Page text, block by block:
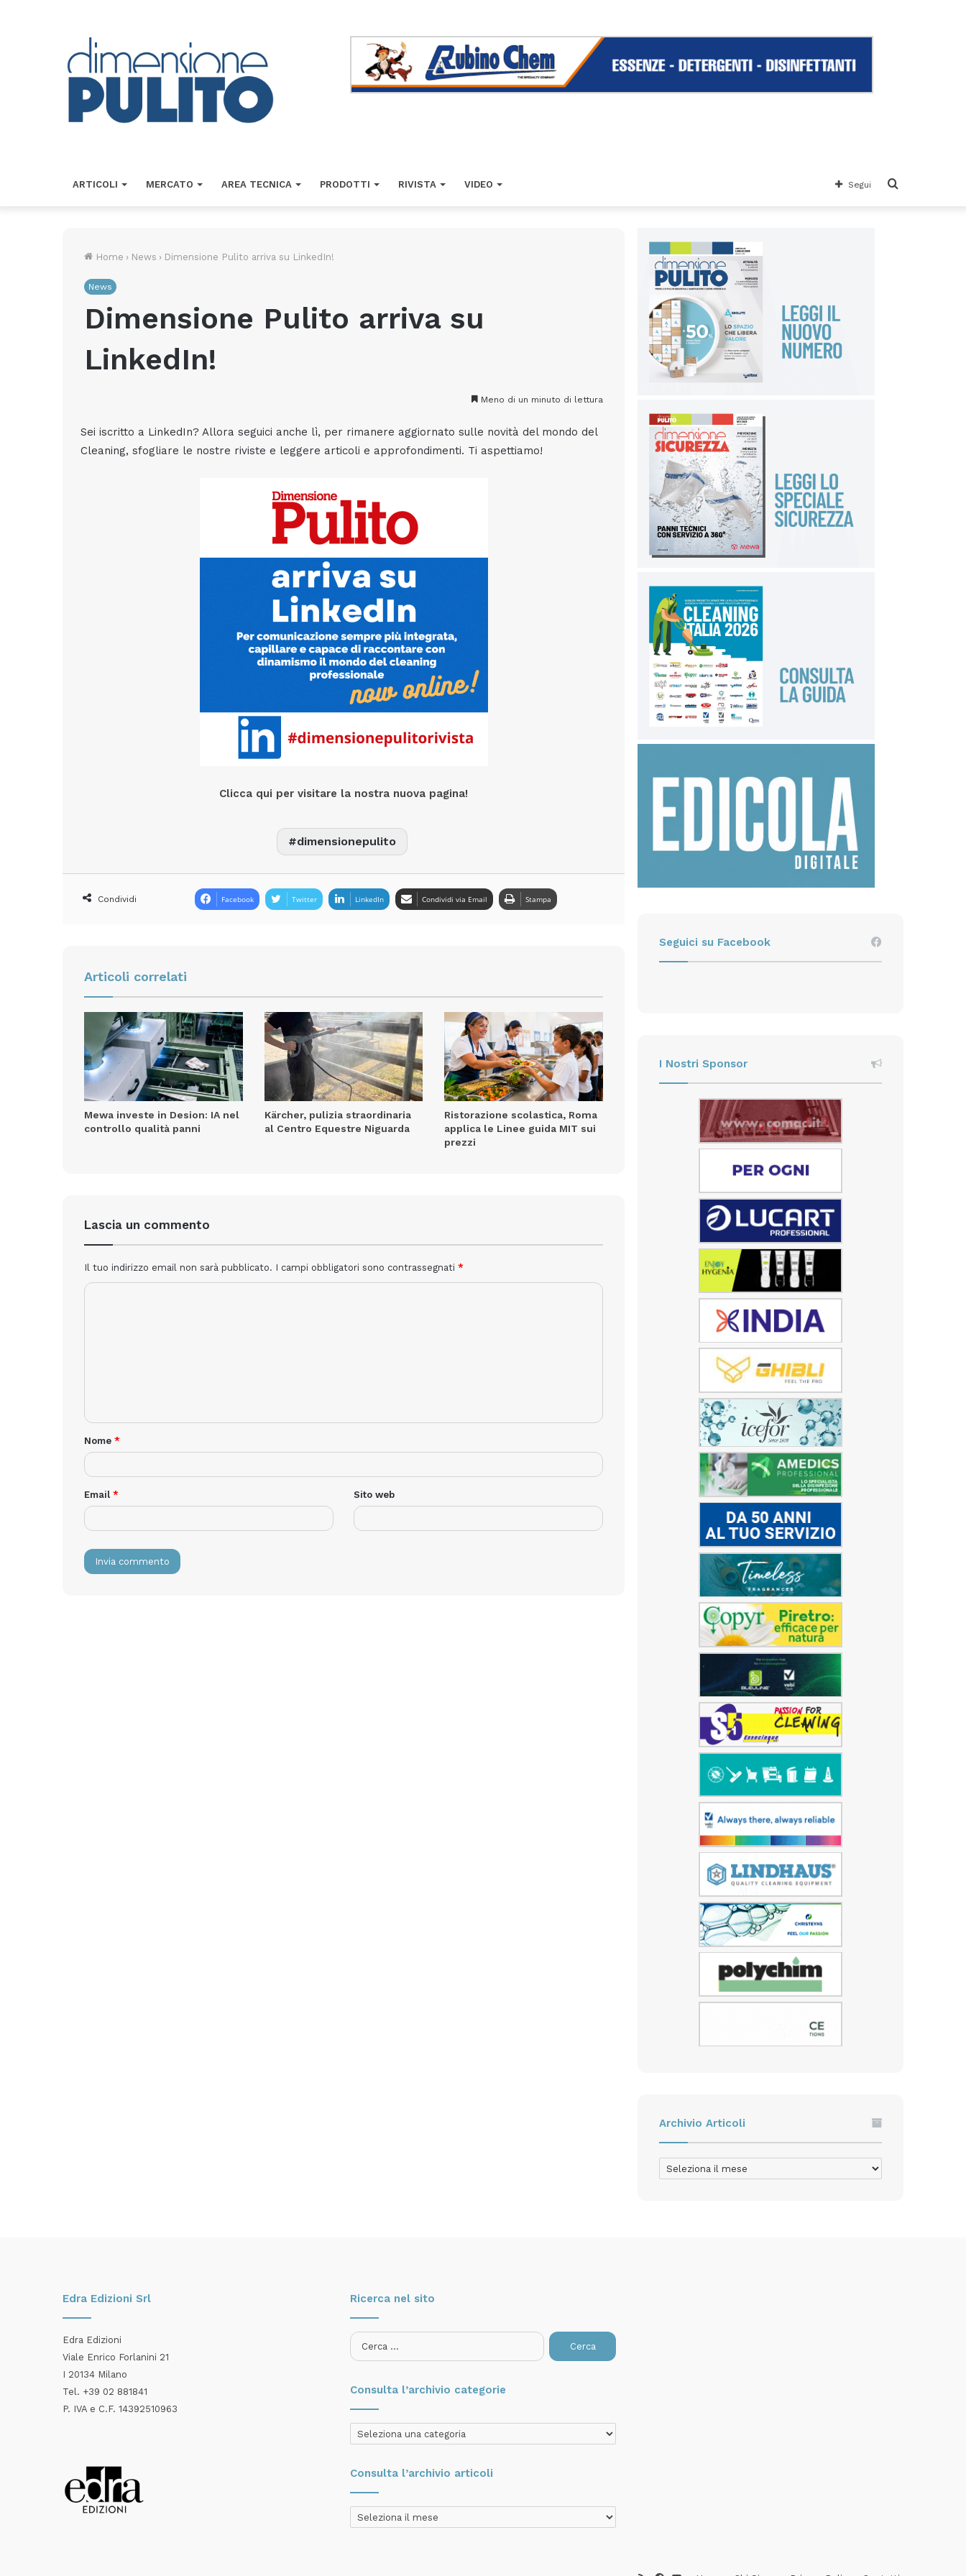
ARTICOLI MERCATO AREA TECNICA PRODOTTI RIVISTA VIDEO Cerca
Segui
Home › News › Dimensione Pulito arriva su LinkedIn!
News
Dimensione Pulito arriva su
LinkedIn!
Meno di un minuto di lettura
Sei iscritto a LinkedIn? Allora seguici anche lì, per rimanere aggiornato sulle novità del mondo del
Cleaning, sfogliare le nostre riviste e leggere articoli e approfondimenti. Ti aspettiamo!
Clicca qui per visitare la nostra nuova pagina!
dimensionepulito
Condividi Facebook Twitter LinkedIn Condividi via Email Stampa
Articoli correlati
Mewa investe in Desion: IA nel
controllo qualità panni
Kärcher, pulizia straordinaria
al Centro Equestre Niguarda
Ristorazione scolastica, Roma
applica le Linee guida MIT sui
prezzi
Lascia un commento
Il tuo indirizzo email non sarà pubblicato. I campi obbligatori sono contrassegnati *
Nome *
Email * Sito web
Seguici su Facebook
I Nostri Sponsor
Archivio Articoli
Archivio
Articoli
Edra Edizioni Srl
Edra Edizioni
Viale Enrico Forlanini 21
I 20134 Milano
Tel. +39 02 881841
P. IVA e C.F. 14392510963
Ricerca nel sito
Ricerca
per:
Consulta l’archivio categorie
Consulta
l’archivio
Consulta l’archivio articoli
Consulta
l’archivio